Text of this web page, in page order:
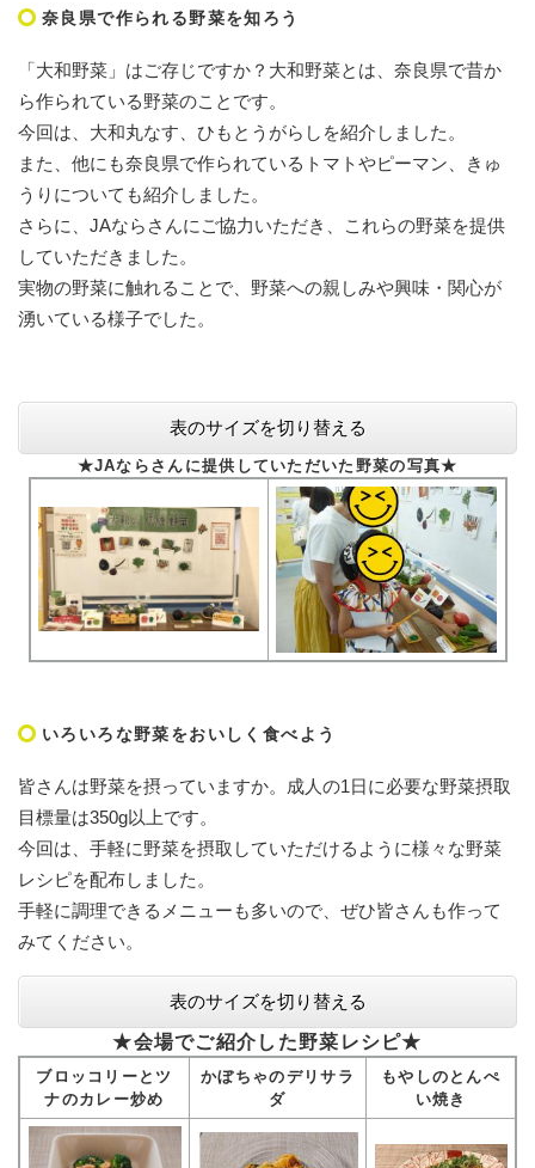
奈良県で作られる野菜を知ろう
「大和野菜」はご存じですか？大和野菜とは、奈良県で昔か
ら作られている野菜のことです。
今回は、大和丸なす、ひもとうがらしを紹介しました。
また、他にも奈良県で作られているトマトやピーマン、きゅ
うりについても紹介しました。
さらに、JAならさんにご協力いただき、これらの野菜を提供
していただきました。
実物の野菜に触れることで、野菜への親しみや興味・関心が
湧いている様子でした。
表のサイズを切り替える
★JAならさんに提供していただいた野菜の写真★
いろいろな野菜をおいしく食べよう
皆さんは野菜を摂っていますか。成人の1日に必要な野菜摂取
目標量は350g以上です。
今回は、手軽に野菜を摂取していただけるように様々な野菜
レシピを配布しました。
手軽に調理できるメニューも多いので、ぜひ皆さんも作って
みてください。
表のサイズを切り替える
★会場でご紹介した野菜レシピ★
ブロッコリーとツ
ナのカレー炒め
かぼちゃのデリサラ
ダ
もやしのとんぺ
い焼き